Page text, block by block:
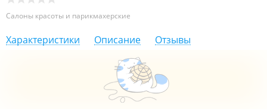
Салоны красоты и парикмахерские
Характеристики Описание Отзывы